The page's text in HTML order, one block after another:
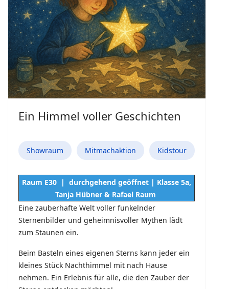
Ein Himmel voller Geschichten
Showraum Mitmachaktion Kidstour
Raum E30 | durchgehend geöffnet | Klasse 5a,
Tanja Hübner & Rafael Raum
Eine zauberhafte Welt voller funkelnder
Sternenbilder und geheimnisvoller Mythen lädt
zum Staunen ein.
Beim Basteln eines eigenen Sterns kann jeder ein
kleines Stück Nachthimmel mit nach Hause
nehmen. Ein Erlebnis für alle, die den Zauber der